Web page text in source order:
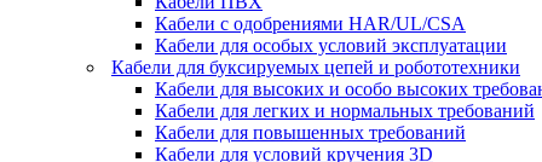
Кабели с одобрениями HAR/UL/CSA
Кабели для особых условий эксплуатации
Кабели для буксируемых цепей и робототехники
Кабели для высоких и особо высоких
Кабели для легких и нормальных требований
Кабели для повышенных требований
Кабели для условий кручения 3D